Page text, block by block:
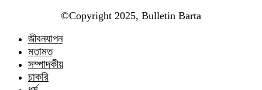
©️Copyright 2025, Bulletin Barta
জীবনযাপন
মতামত
সম্পাদকীয়
চাকরি